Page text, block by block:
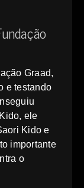
Graad,
e testando
ele
Kido e
importante
o